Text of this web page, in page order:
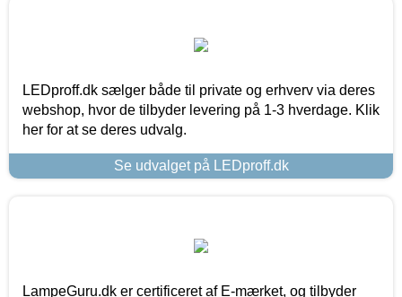
LEDproff.dk sælger både til private og erhverv via deres
webshop, hvor de tilbyder levering på 1-3 hverdage. Klik
her for at se deres udvalg.
Se udvalget på LEDproff.dk
LampeGuru.dk er certificeret af E-mærket, og tilbyder